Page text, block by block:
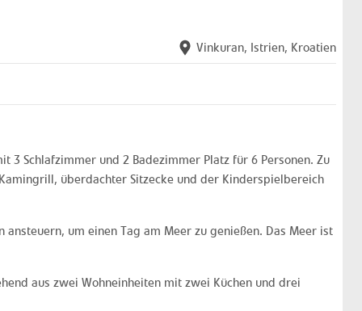
Vinkuran, Istrien, Kroatien
Schlafzimmer und 2 Badezimmer Platz für 6 Personen. Zu
überdachter Sitzecke und der Kinderspielbereich
um einen Tag am Meer zu genießen. Das Meer ist
aus zwei Wohneinheiten mit zwei Küchen und drei